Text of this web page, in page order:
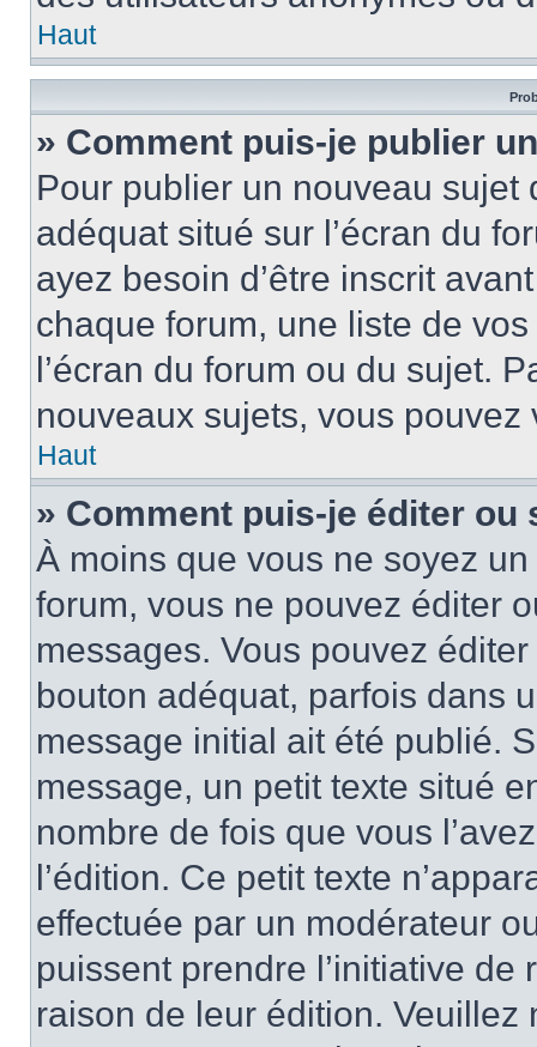
Haut
» Comment puis-je publier
Pour publier un nouveau
adéquat situé sur l’écran du
ayez besoin d’être inscrit
chaque forum, une liste de
l’écran du forum ou du sujet.
nouveaux sujets, vous
Haut
» Comment puis-je éditer
À moins que vous ne soyez
forum, vous ne pouvez éditer
messages. Vous pouvez
bouton adéquat, parfois dans
message initial ait été publié.
message, un petit texte situé
nombre de fois que vous
l’édition. Ce petit texte
effectuée par un modérateur
puissent prendre l’initiative
raison de leur édition.